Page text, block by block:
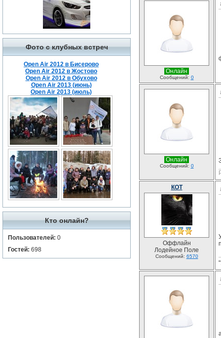
Фото с клубных встреч
Open Air 2012 в Бисерово
Open Air 2012 в Жостово
Open Air 2012 в Обухово
Open Air 2013 (июнь)
Open Air 2013 (июль)
Кто онлайн?
Пользователей: 0
Гостей: 698
Онлайн
Сообщений: 0
Онлайн
Сообщений: 0
КОТ
Оффлайн
Лодейное Поле
Сообщений: 6570